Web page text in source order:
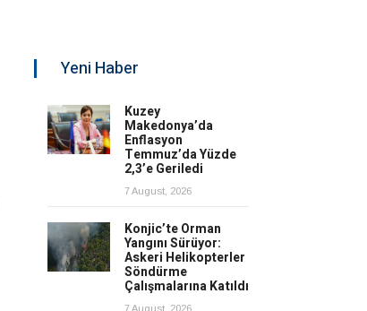
Yeni Haber
Kuzey
Makedonya’da
Enflasyon
Temmuz’da Yüzde
2,3’e Geriledi
7 August, 2026
Konjic’te Orman
Yangını Sürüyor:
Askeri Helikopterler
Söndürme
Çalışmalarına Katıldı
7 August, 2026